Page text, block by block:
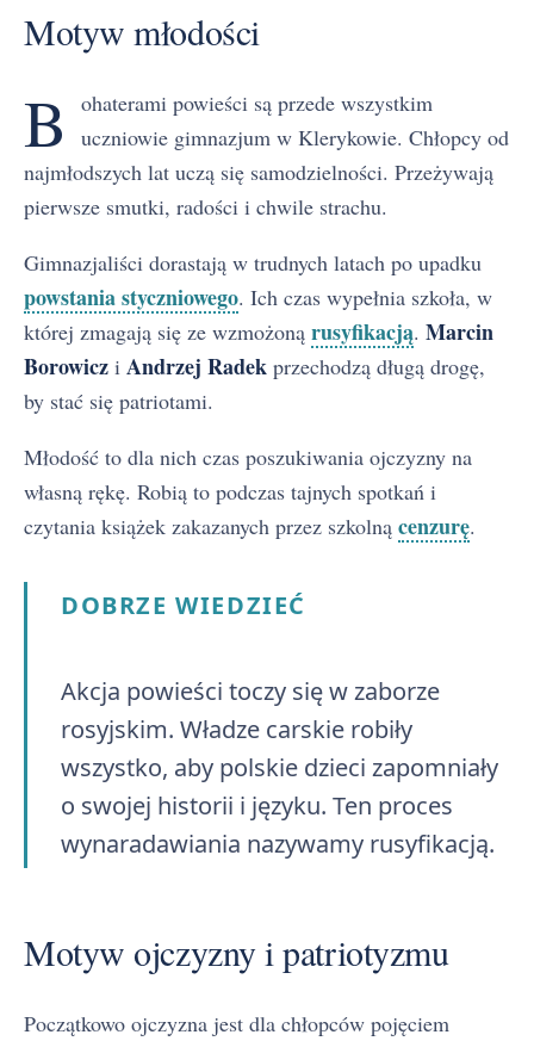
Motyw miłości niespełnionej
Motyw wsi i nierówności społecznych
Motyw syna
Motyw młodości
B
ohaterami powieści są przede wszystkim
uczniowie gimnazjum w Klerykowie. Chłopcy od
najmłodszych lat uczą się samodzielności. Przeżywają
pierwsze smutki, radości i chwile strachu.
Gimnazjaliści dorastają w trudnych latach po upadku
powstania styczniowego. Ich czas wypełnia szkoła, w
której zmagają się ze wzmożoną rusyfikacją. Marcin
Borowicz i Andrzej Radek przechodzą długą drogę,
by stać się patriotami.
Młodość to dla nich czas poszukiwania ojczyzny na
własną rękę. Robią to podczas tajnych spotkań i
czytania książek zakazanych przez szkolną cenzurę.
DOBRZE WIEDZIEĆ
Akcja powieści toczy się w zaborze
rosyjskim. Władze carskie robiły
wszystko, aby polskie dzieci zapomniały
o swojej historii i języku. Ten proces
wynaradawiania nazywamy rusyfikacją.
Motyw ojczyzny i patriotyzmu
Początkowo ojczyzna jest dla chłopców pojęciem